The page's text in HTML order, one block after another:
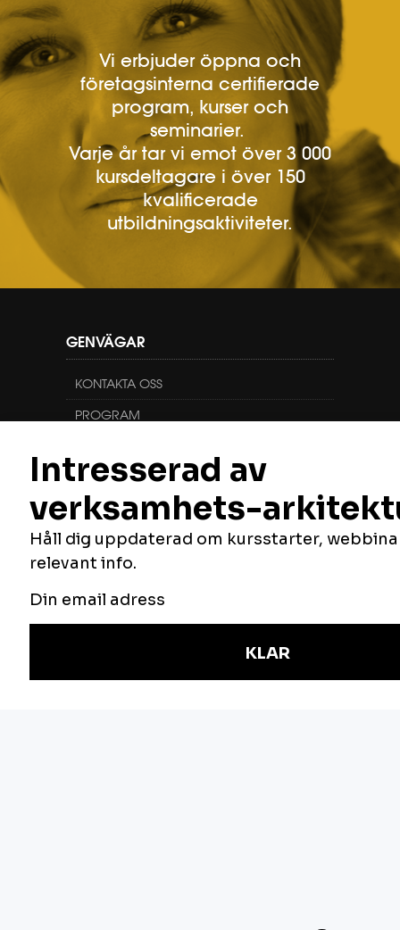
Vi erbjuder öppna och
företagsinterna certifierade
program, kurser och
seminarier.
Varje år tar vi emot över 3 000
kursdeltagare i över 150
kvalificerade
utbildningsaktiviteter.
GENVÄGAR
KONTAKTA OSS
PROGRAM
Vill du veta mer om oss, vilka vi är och vad
vi gör? Du hittar oss här:
NYHETSBREV
Håll dig uppdaterad om våra utbildningar,